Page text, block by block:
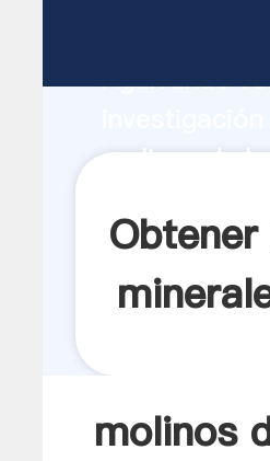
Agarrando
molinos de
molinos